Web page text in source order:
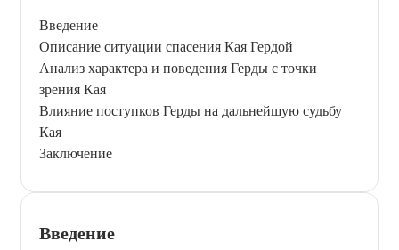
Введение
Описание ситуации спасения Кая Гердой
Анализ характера и поведения Герды с точки
зрения Кая
Влияние поступков Герды на дальнейшую судьбу
Кая
Заключение
Введение